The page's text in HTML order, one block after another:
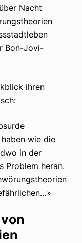
Nacht
Bon-Jovi-
ihren
wie die
in der
Problem heran.